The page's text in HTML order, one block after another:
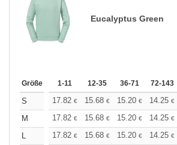
Eucalyptus Green
Größe 1-11 12-35 36-71 72-143
S 17.82 € 15.68 € 15.20 € 14.25 €
M
17.82 € 15.68 € 15.20 € 14.25 €
L
17.82 € 15.68 € 15.20 € 14.25 €